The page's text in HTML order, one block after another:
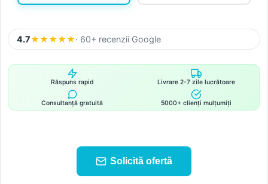
4.7★★★★★· 60+ recenzii Google
Răspuns rapid Livrare 2-7 zile lucrătoare
Consultanță gratuită 5000+ clienți mulțumiți
Solicită ofertă